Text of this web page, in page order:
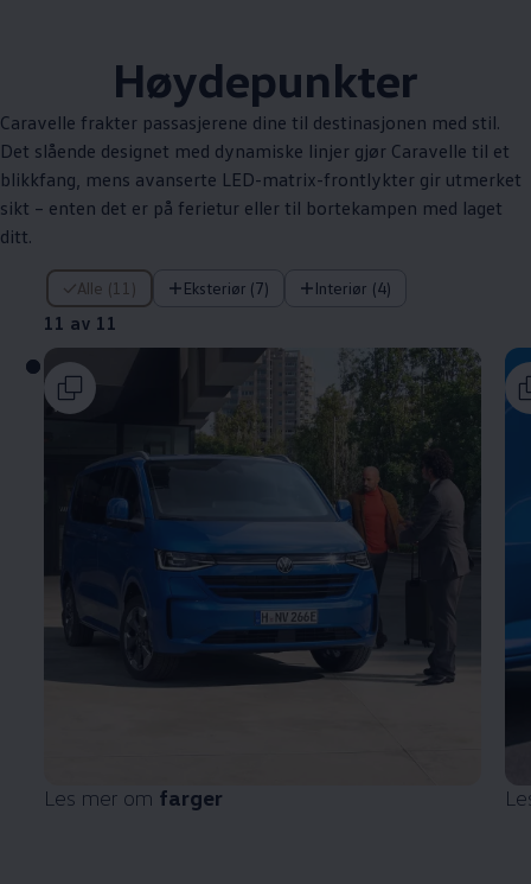
Høydepunkter
Caravelle frakter passasjerene dine til destinasjonen med stil.
Det slående designet med dynamiske linjer gjør Caravelle til et
blikkfang, mens avanserte LED-matrix-frontlykter gir utmerket
sikt – enten det er på ferietur eller til bortekampen med laget
ditt.
Alle (11) Eksteriør (7) Interiør (4)
11 av 11
11 av 11
Les mer om farger